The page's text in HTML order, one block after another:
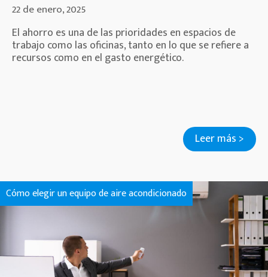
22 de enero, 2025
El ahorro es una de las prioridades en espacios de
trabajo como las oficinas, tanto en lo que se refiere a
recursos como en el gasto energético.
Leer más >
Cómo elegir un equipo de aire acondicionado